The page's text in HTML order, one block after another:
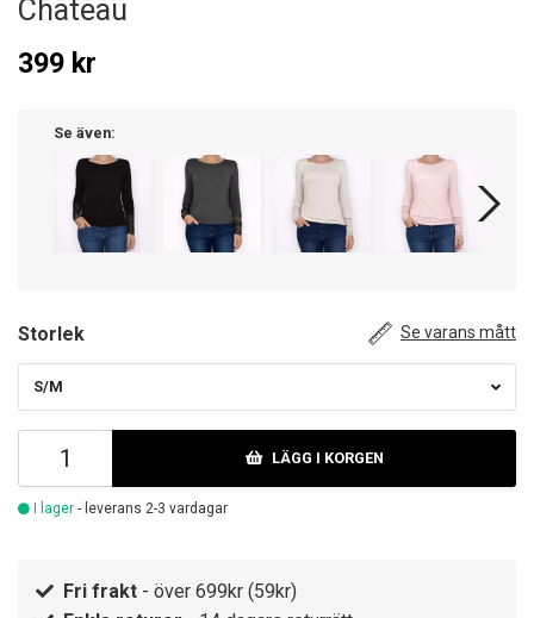
Chateau
399 kr
Se även:
Storlek Se varans mått
S/M
LÄGG I KORGEN
I lager - leverans 2-3 vardagar
Fri frakt - över 699kr (59kr)